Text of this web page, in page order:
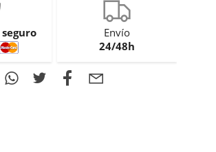
seguro
Envío
24/48h